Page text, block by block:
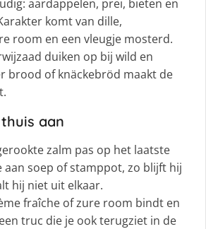
aardappelen, prei, bieten en
komt van dille,
room en een vleugje mosterd.
duiken op bij wild en
brood of knäckebröd maakt de
aan
zalm pas op het laatste
aan soep of stamppot, zo blijft hij
hij niet uit elkaar.
fraîche of zure room bindt en
truc die je ook terugziet in de